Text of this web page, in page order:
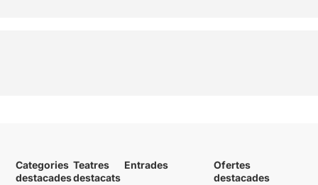
Categories
destacades
Teatres
destacats
Entrades
Ofertes
destacades